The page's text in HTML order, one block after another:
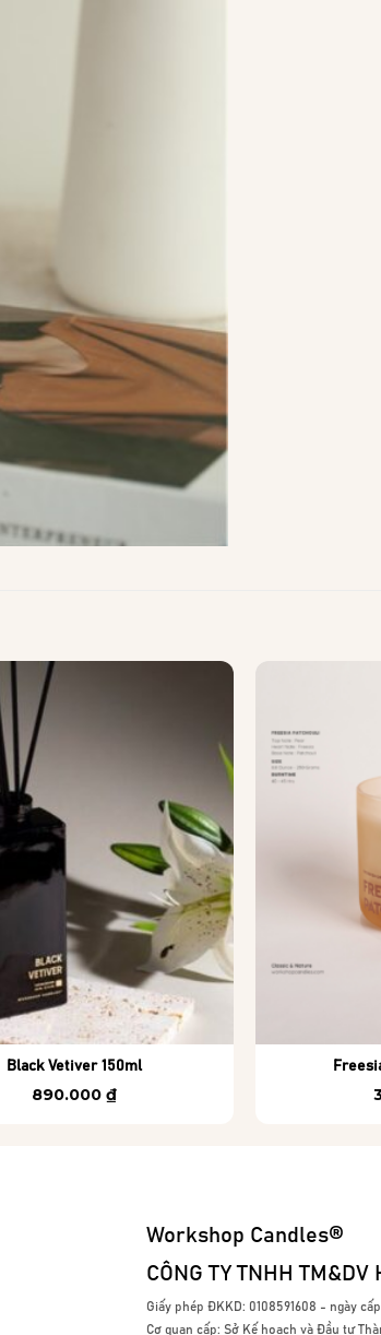
Black Vetiver 150ml
890.000 ₫
Workshop Candles®
CÔNG TY TNHH TM&DV
Giấy phép ĐKKD: 0108591608 - ngày
Cơ quan cấp: Sở Kế hoạch và Đầu tư